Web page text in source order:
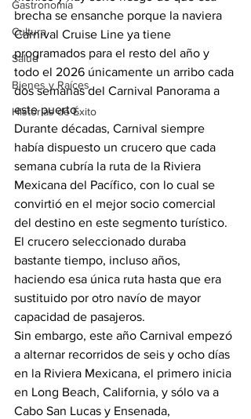
Gastronomía
Cultura
Salud
Bienes y Raíces
Historias de Éxito
brecha se ensanche porque la naviera
Carnival Cruise Line ya tiene
programados para el resto del año y
todo el 2026 únicamente un arribo cada
dos semanas del Carnival Panorama a
este puerto.
Durante décadas, Carnival siempre
había dispuesto un crucero que cada
semana cubría la ruta de la Riviera
Mexicana del Pacífico, con lo cual se
convirtió en el mejor socio comercial
del destino en este segmento turístico.
El crucero seleccionado duraba
bastante tiempo, incluso años,
haciendo esa única ruta hasta que era
sustituido por otro navío de mayor
capacidad de pasajeros.
Sin embargo, este año Carnival empezó
a alternar recorridos de seis y ocho días
en la Riviera Mexicana, el primero inicia
en Long Beach, California, y sólo va a
Cabo San Lucas y Ensenada,